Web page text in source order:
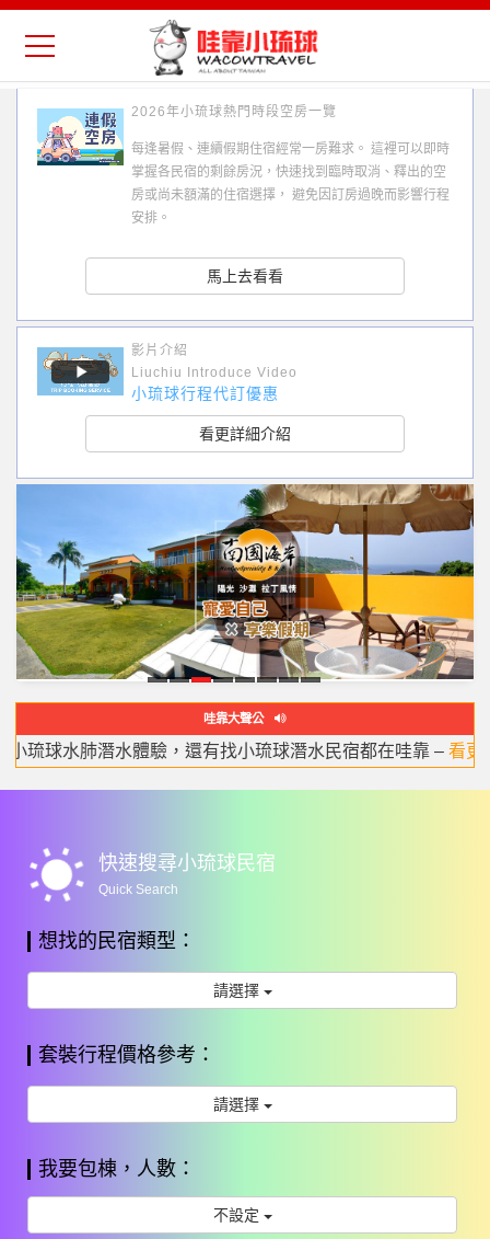
2026年小琉球熱門時段空房一覽
每逢暑假、連續假期住宿經常一房難求。 這裡可以即時
掌握各民宿的剩餘房況，快速找到臨時取消、釋出的空
房或尚未額滿的住宿選擇， 避免因訂房過晚而影響行程
安排。
馬上去看看
影片介紹
Liuchiu Introduce Video
小琉球行程代訂優惠
看更詳細介紹
居 閣
國
海
廓
莊
棧
旅
緣 戀
包
哇靠大聲公
宿推薦] 我們收集最完整的小琉球住宿推薦情報,快來看看吧！
wb_sunny 快速搜尋小琉球民宿
Quick Search
想找的民宿類型：
請選擇
套裝行程價格參考：
請選擇
我要包棟，人數：
不設定